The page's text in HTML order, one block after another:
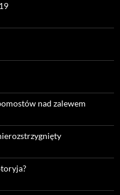
nad zalewem